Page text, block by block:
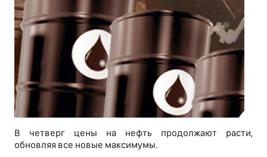
В четверг цены на нефть продолжают расти,
обновляя все новые максимумы.